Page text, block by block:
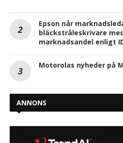
Epson når
bläckstråleskrivare
marknadsandel enligt
Motorolas nyheder på
ANNONS